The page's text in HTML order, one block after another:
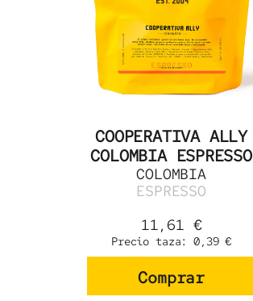
COOPERATIVA ALLY
COLOMBIA ESPRESSO
COLOMBIA
ESPRESSO
11,61 €
Precio taza:0,39€
Comprar